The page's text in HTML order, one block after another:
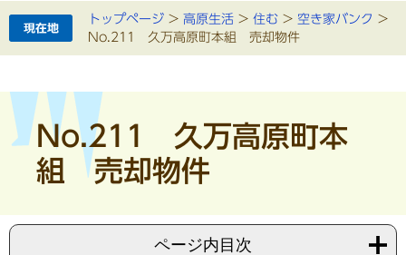
トップページ > 高原生活 > 住む > 空き家バンク >
No.211 久万高原町本組 売却物件
No.211 久万高原町本
組 売却物件
ページ内目次